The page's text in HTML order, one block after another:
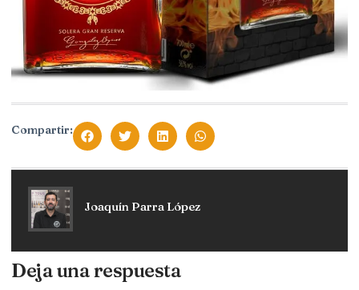
Compartir:
Joaquín Parra López
Deja una respuesta